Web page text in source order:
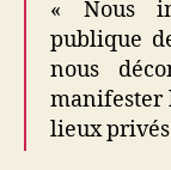
« Nous
publique
nous
manifester
lieux